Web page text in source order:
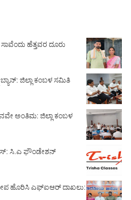
ಹೆತ್ತವರ ದೂರು
ಜಿಲ್ಲಾ ಕಂಬಳ ಸಮಿತಿ
ಅಂತಿಮ: ಜಿಲ್ಲಾ ಕಂಬಳ
ಸಿ.ಎ ಫೌಂಡೇಶನ್
ಹೊರಿಸಿ ಎಫ್‌ಐಆರ್ ದಾಖಲು: